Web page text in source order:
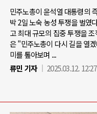
민주노총이 윤석열 대통령의
박 2일 노숙 농성 투쟁을 벌였
고 최대 규모의 집중 투쟁을
은 "민주노총이 다시 길을 열
미를 톺아보며 ...
류민 기자
2025.03.12. 12:27